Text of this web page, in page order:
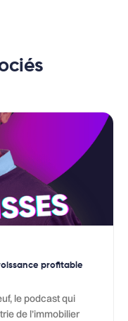
profitable
le podcast qui
de l’immobilier